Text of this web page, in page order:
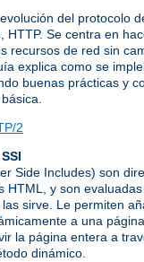
del protocolo
HTTP. Se centra en
recursos de red sin
explica como se
buenas prácticas y
2
Side Includes) son
HTML, y son
sirve. Le permiten
a una
la página entera a
dinámico.